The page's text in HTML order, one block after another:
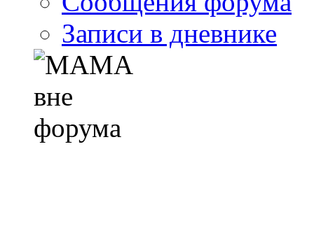
Записи в дневнике